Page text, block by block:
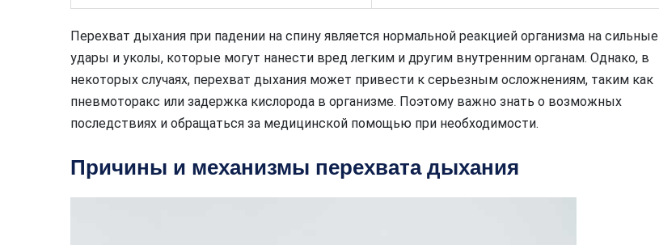
Перехват дыхания при падении на спину является нормальной реакцией организма на сильные
удары и уколы, которые могут нанести вред легким и другим внутренним органам. Однако, в
некоторых случаях, перехват дыхания может привести к серьезным осложнениям, таким как
пневмоторакс или задержка кислорода в организме. Поэтому важно знать о возможных
последствиях и обращаться за медицинской помощью при необходимости.
Причины и механизмы перехвата дыхания